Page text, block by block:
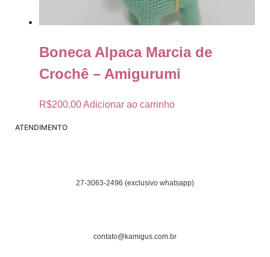
Boneca Alpaca Marcia de
Crochê – Amigurumi
R$200.00Adicionar ao carrinho
ATENDIMENTO
27-3063-2496 (exclusivo whatsapp)
contato@kamigus.com.br